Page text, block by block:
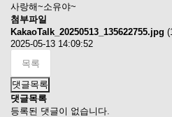
사랑해~소유야~
첨부파일
KakaoTalk_20250513_135622755.jpg
2025-05-13 14:09:52
목록
댓글목록
댓글목록
등록된 댓글이 없습니다.